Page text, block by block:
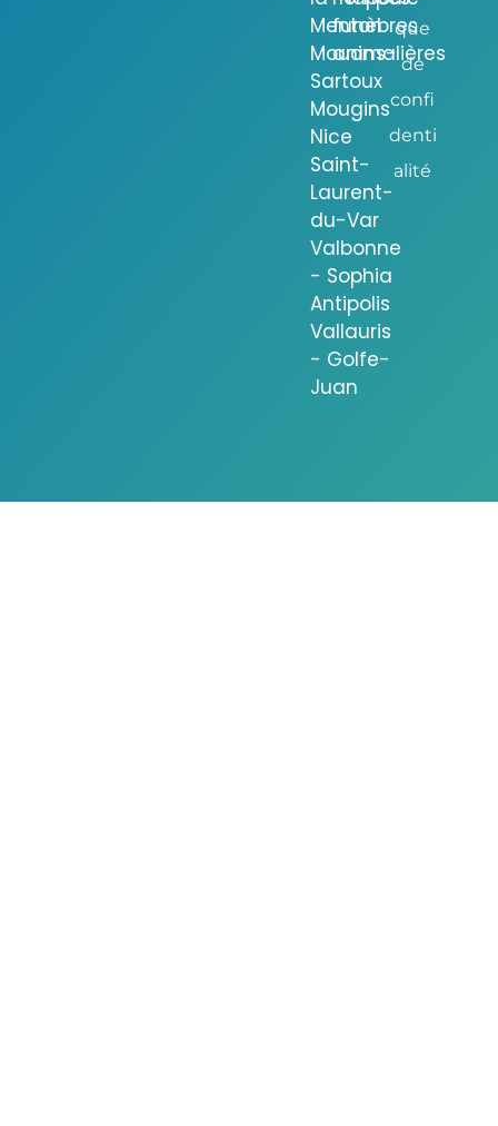
Menton
Mouans-
Sartoux
Mougins
Nice
Saint-
Laurent-
du-Var
Valbonne
- Sophia
Antipolis
Vallauris
- Golfe-
Juan
funèbres
animalières
que
de
confi
denti
alité